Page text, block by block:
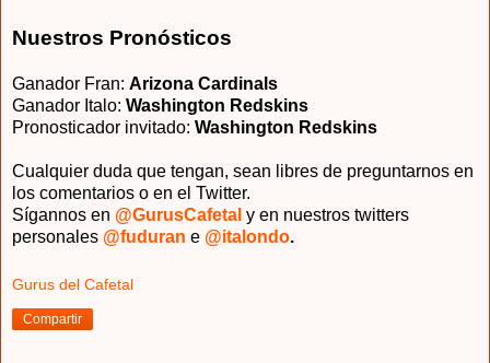
Nuestros Pronósticos
Ganador Fran: Arizona Cardinals
Ganador Italo: Washington Redskins
Pronosticador invitado: Washington Redskins
Cualquier duda que tengan, sean libres de preguntarnos en
los comentarios o en el Twitter.
Sígannos en @GurusCafetal y en nuestros twitters
personales @fuduran e @italondo.
Gurus del Cafetal
Compartir